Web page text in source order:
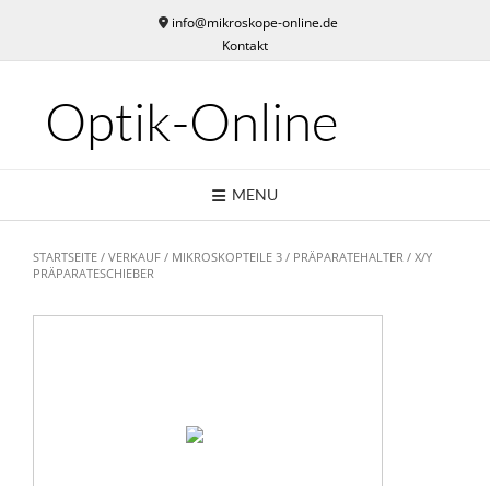
content
info@mikroskope-online.de
Kontakt
Optik-Online
MENU
STARTSEITE / VERKAUF / MIKROSKOPTEILE 3 / PRÄPARATEHALTER / X/Y
PRÄPARATESCHIEBER